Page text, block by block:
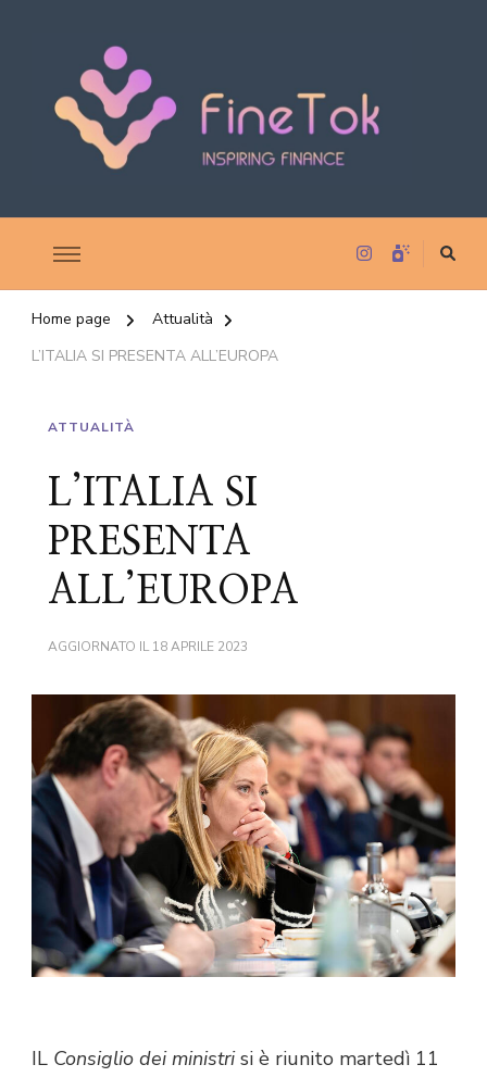
Home page
Attualità
L’ITALIA SI PRESENTA ALL’EUROPA
ATTUALITÀ
L’ITALIA SI
PRESENTA
ALL’EUROPA
AGGIORNATO IL18 APRILE 2023
IL Consiglio dei ministrisi è riunito martedì 11